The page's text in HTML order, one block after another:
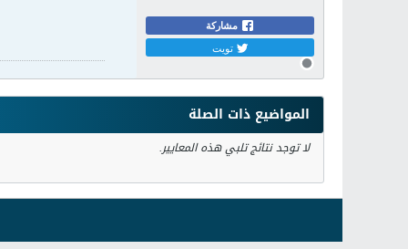
مشاركة
تويت
المواضيع ذات الصلة
لا توجد نتائج تلبي هذه المعايير.